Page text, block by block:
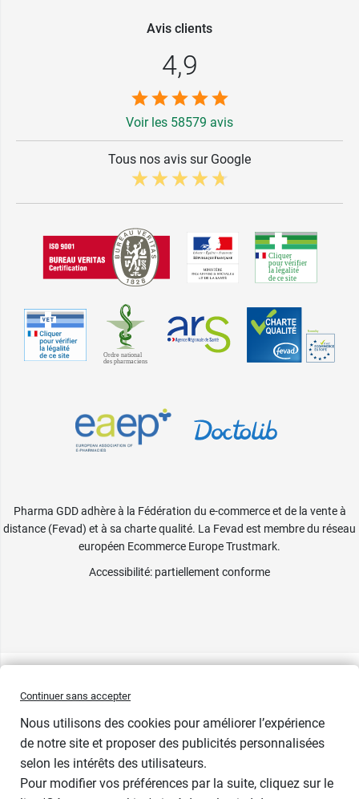
Avis clients
4,9
Voir les 58579 avis
Tous nos avis sur Google
Pharma GDD adhère à la Fédération du e-commerce et de la vente à
distance (Fevad) et à sa charte qualité. La Fevad est membre du réseau
européen Ecommerce Europe Trustmark.
Accessibilité: partiellement conforme
Continuer sans accepter
Nous utilisons des cookies pour améliorer l’expérience
de notre site et proposer des publicités personnalisées
selon les intérêts des utilisateurs.
Pour modifier vos préférences par la suite, cliquez sur le